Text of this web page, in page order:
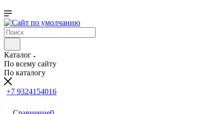
Каталог
По всему сайту
По каталогу
+7 9324154016